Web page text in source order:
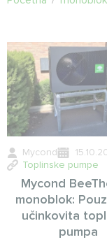
Mycond
Toplinske pumpe
Mycond
monoblok:
učinkovita
pumpa